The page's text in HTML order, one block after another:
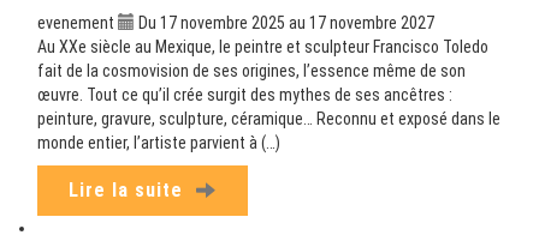
evenement
Du 17 novembre 2025 au 17 novembre 2027
Au XXe siècle au Mexique, le peintre et sculpteur Francisco Toledo
fait de la cosmovision de ses origines, l’essence même de son
œuvre. Tout ce qu’il crée surgit des mythes de ses ancêtres :
peinture, gravure, sculpture, céramique… Reconnu et exposé dans le
monde entier, l’artiste parvient à (…)
Lire la suite